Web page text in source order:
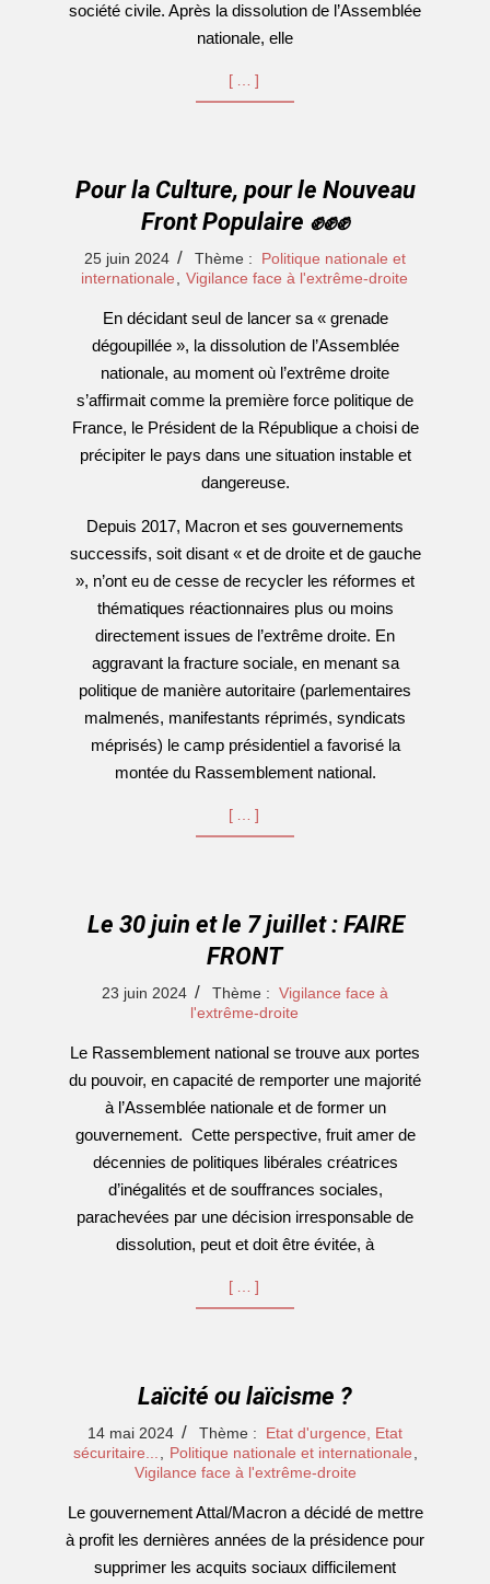
société civile. Après la dissolution de l’Assemblée
nationale, elle
[…]
Pour la Culture, pour le Nouveau
Front Populaire ✊✊✊
2024-
06-
25 juin 2024 Thème :
Politique nationale et
internationale
Vigilance face à l'extrême-droite
En décidant seul de lancer sa « grenade
dégoupillée », la dissolution de l’Assemblée
nationale, au moment où l’extrême droite
s’affirmait comme la première force politique de
France, le Président de la République a choisi de
précipiter le pays dans une situation instable et
dangereuse.
Depuis 2017, Macron et ses gouvernements
successifs, soit disant « et de droite et de gauche
», n’ont eu de cesse de recycler les réformes et
thématiques réactionnaires plus ou moins
directement issues de l’extrême droite. En
aggravant la fracture sociale, en menant sa
politique de manière autoritaire (parlementaires
malmenés, manifestants réprimés, syndicats
méprisés) le camp présidentiel a favorisé la
montée du Rassemblement national.
[…]
Le 30 juin et le 7 juillet : FAIRE
FRONT
2024-23 juin 2024 Thème : Vigilance face à
l'extrême-droite
Le Rassemblement national se trouve aux portes
du pouvoir, en capacité de remporter une majorité
à l’Assemblée nationale et de former un
gouvernement. Cette perspective, fruit amer de
décennies de politiques libérales créatrices
d’inégalités et de souffrances sociales,
parachevées par une décision irresponsable de
dissolution, peut et doit être évitée, à
[…]
Laïcité ou laïcisme ?
2024-
05-
14 mai 2024 Thème :
Etat d'urgence, Etat
sécuritaire...
Politique nationale et internationale
Vigilance face à l'extrême-droite
Le gouvernement Attal/Macron a décidé de mettre
à profit les dernières années de la présidence pour
supprimer les acquits sociaux difficilement